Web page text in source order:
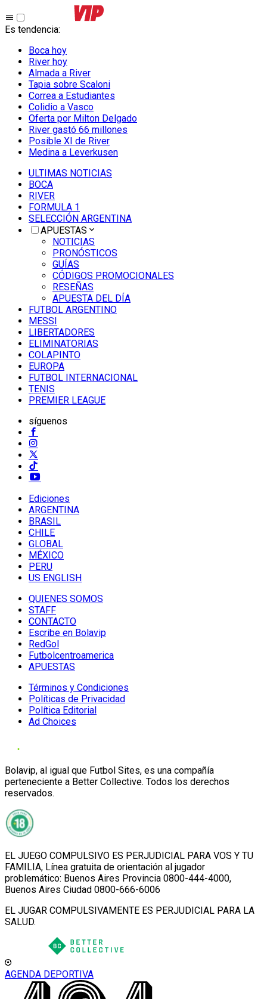
Es tendencia:
Boca hoy
River hoy
Almada a River
Tapia sobre Scaloni
Correa a Estudiantes
Colidio a Vasco
Oferta por Milton Delgado
River gastó 66 millones
Posible XI de River
Medina a Leverkusen
ULTIMAS NOTICIAS
BOCA
RIVER
FORMULA 1
SELECCIÓN ARGENTINA
APUESTAS
NOTICIAS
PRONÓSTICOS
GUÍAS
CÓDIGOS PROMOCIONALES
RESEÑAS
APUESTA DEL DÍA
FUTBOL ARGENTINO
MESSI
LIBERTADORES
ELIMINATORIAS
COLAPINTO
EUROPA
FUTBOL INTERNACIONAL
TENIS
PREMIER LEAGUE
síguenos
Ediciones
ARGENTINA
BRASIL
CHILE
GLOBAL
MÉXICO
PERU
US ENGLISH
QUIENES SOMOS
STAFF
CONTACTO
Escribe en Bolavip
RedGol
Futbolcentroamerica
APUESTAS
Términos y Condiciones
Políticas de Privacidad
Política Editorial
Ad Choices
Bolavip, al igual que Futbol Sites, es una compañía
perteneciente a Better Collective. Todos los derechos
reservados.
EL JUEGO COMPULSIVO ES PERJUDICIAL PARA VOS Y TU
FAMILIA, Línea gratuita de orientación al jugador
problemático: Buenos Aires Provincia 0800-444-4000,
Buenos Aires Ciudad 0800-666-6006
EL JUGAR COMPULSIVAMENTE ES PERJUDICIAL PARA LA
SALUD.
AGENDA DEPORTIVA